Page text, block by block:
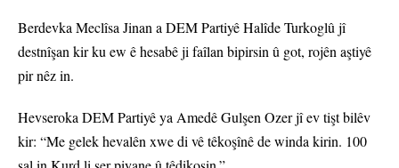
Berdevka Meclîsa Jinan a DEM Partiyê Halîde Turkoglû jî
destnîşan kir ku ew ê hesabê ji faîlan bipirsin û got, rojên aştiyê
pir nêz in.
Hevseroka DEM Partiyê ya Amedê Gulşen Ozer jî ev tişt bilêv
kir: “Me gelek hevalên xwe di vê têkoşînê de winda kirin. 100